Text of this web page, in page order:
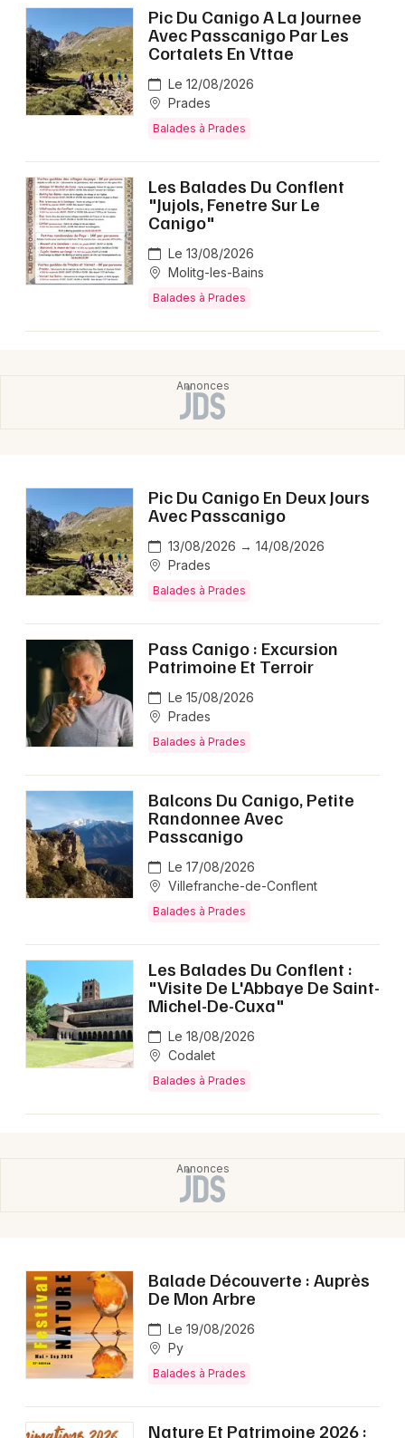
Actus à Prades
Magazine à Prades
66 - Pyrénées-Orientales
Choisir mes départements
Je m'abonne
Pic Du Canigo A La Journee
Avec Passcanigo Par Les
Cortalets En Vttae
Le 12/08/2026
Prades
Balades à Prades
Les Balades Du Conflent
"Jujols, Fenetre Sur Le
Canigo"
Le 13/08/2026
Molitg-les-Bains
Balades à Prades
Pic Du Canigo En Deux Jours
Avec Passcanigo
13/08/2026 → 14/08/2026
Prades
Balades à Prades
Pass Canigo : Excursion
Patrimoine Et Terroir
Le 15/08/2026
Prades
Balades à Prades
Balcons Du Canigo, Petite
Randonnee Avec
Passcanigo
Le 17/08/2026
Villefranche-de-Conflent
Balades à Prades
Les Balades Du Conflent :
"Visite De L'Abbaye De Saint-
Michel-De-Cuxa"
Le 18/08/2026
Codalet
Balades à Prades
Balade Découverte : Auprès
De Mon Arbre
Le 19/08/2026
Py
Balades à Prades
Nature Et Patrimoine 2026 :